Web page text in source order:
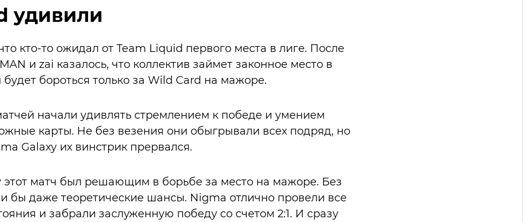
удивили
кто-то ожидал от Team Liquid первого места в лиге. После
и zai казалось, что коллектив займет законное место в
бороться только за Wild Card на мажоре.
начали удивлять стремлением к победе и умением
карты. Не без везения они обыгрывали всех подряд, но
Galaxy их винстрик прервался.
матч был решающим в борьбе за место на мажоре. Без
бы даже теоретические шансы. Nigma отлично провели все
и забрали заслуженную победу со счетом 2:1. И сразу